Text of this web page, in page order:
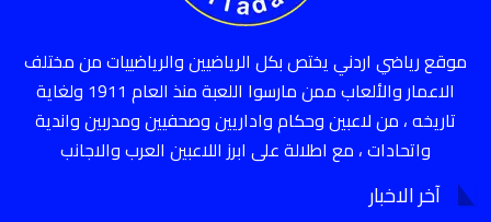
موقع رياضي اردني يختص بكل الرياضيين والرياضييات من مختلف
الاعمار والألعاب ممن مارسوا اللعبة منذ العام 1911 ولغاية
تاريخه ، من لاعبين وحكام واداريين وصحفيين ومدربين واندية
واتحادات ، مع اطلالة على ابرز اللاعبين العرب والاجانب
آخر الاخبار